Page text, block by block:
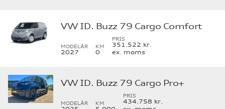
VW ID. Buzz 79 Cargo Comfort
MODELÅR
2027
KM
0
PRIS
351.522 kr.
ex. moms
VW ID. Buzz 79 Cargo Pro+
MODELÅR KM
PRIS
434.758 kr.